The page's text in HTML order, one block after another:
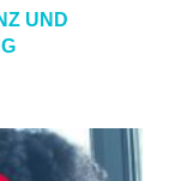
UND